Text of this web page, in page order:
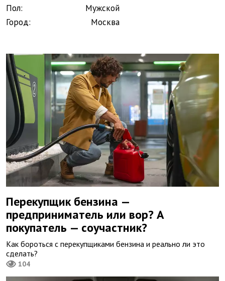
Пол:
Мужской
Город:
Москва
Перекупщик бензина —
предприниматель или вор? А
покупатель — соучастник?
Как бороться с перекупщиками бензина и реально ли это
сделать?
104